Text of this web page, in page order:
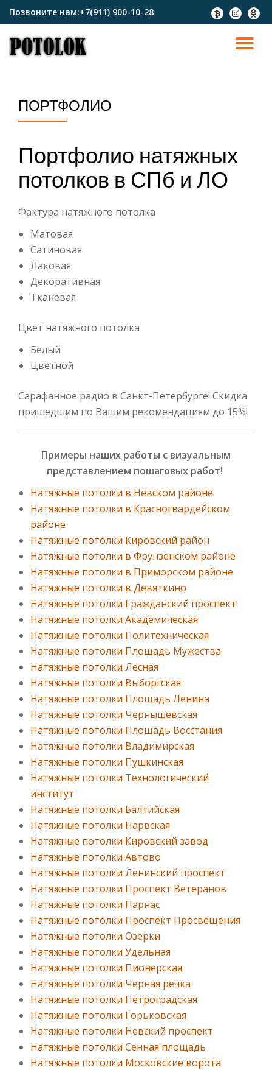
содержимому
Позвоните нам:+7(911) 900-10-28
fa-
btc
fa-
instagram
fa-
ПОРТФОЛИО
Портфолио натяжных
потолков в СПб и ЛО
Фактура натяжного потолка
Матовая
Сатиновая
Лаковая
Декоративная
Тканевая
Цвет натяжного потолка
Белый
Цветной
Сарафанное радио в Санкт-Петербурге! Скидка
пришедшим по Вашим рекомендациям до 15%!
Примеры наших работы с визуальным
представлением пошаговых работ!
Натяжные потолки в Невском районе
Натяжные потолки в Красногвардейском
районе
Натяжные потолки Кировский район
Натяжные потолки в Фрунзенском районе
Натяжные потолки в Приморском районе
Натяжные потолки в Девяткино
Натяжные потолки Гражданский проспект
Натяжные потолки Академическая
Натяжные потолки Политехническая
Натяжные потолки Площадь Мужества
Натяжные потолки Лесная
Натяжные потолки Выборгская
Натяжные потолки Площадь Ленина
Натяжные потолки Чернышевская
Натяжные потолки Площадь Восстания
Натяжные потолки Владимирская
Натяжные потолки Пушкинская
Натяжные потолки Технологический
институт
Натяжные потолки Балтийская
Натяжные потолки Нарвская
Натяжные потолки Кировский завод
Натяжные потолки Автово
Натяжные потолки Ленинский проспект
Натяжные потолки Проспект Ветеранов
Натяжные потолки Парнас
Натяжные потолки Проспект Просвещения
Натяжные потолки Озерки
Натяжные потолки Удельная
Натяжные потолки Пионерская
Натяжные потолки Чёрная речка
Натяжные потолки Петроградская
Натяжные потолки Горьковская
Натяжные потолки Невский проспект
Натяжные потолки Сенная площадь
Натяжные потолки Московские ворота